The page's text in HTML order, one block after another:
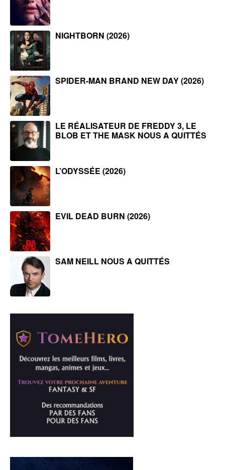
NIGHTBORN (2026)
SPIDER-MAN BRAND NEW DAY (2026)
LE RÉALISATEUR DE FREDDY 3, LE
BLOB ET THE MASK NOUS A QUITTÉS
L’ODYSSÉE (2026)
EVIL DEAD BURN (2026)
SAM NEILL NOUS A QUITTÉS